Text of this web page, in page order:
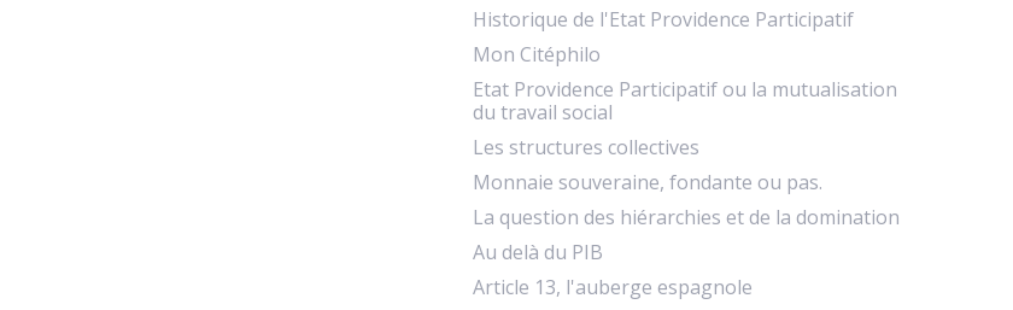
Historique de l'Etat Providence Participatif
Mon Citéphilo
Etat Providence Participatif ou la mutualisation
du travail social
Les structures collectives
Monnaie souveraine, fondante ou pas.
La question des hiérarchies et de la domination
Au delà du PIB
Article 13, l'auberge espagnole